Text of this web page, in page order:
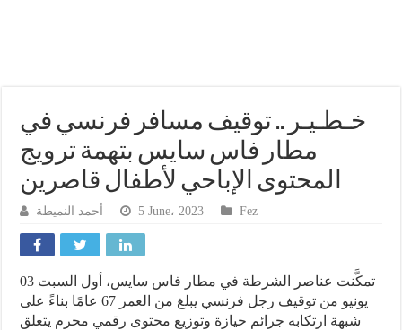
خـطـيـر .. توقيف مسافر فرنسي في
مطار فاس سايس بتهمة ترويج
المحتوى الإباحي لأطفال قاصرين
أحمد النميطة 5 June، 2023 Fez
تمكَّنت عناصر الشرطة في مطار فاس سايس، أول السبت 03
يونيو من توقيف رجل فرنسي يبلغ من العمر 67 عامًا بناءً على
شبهة ارتكابه جرائم حيازة وتوزيع محتوى رقمي محرم يتعلق